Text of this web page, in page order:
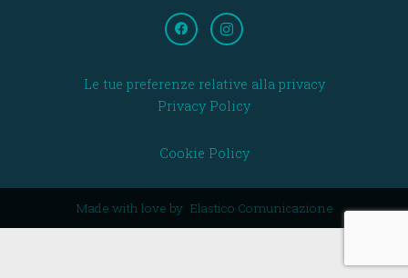
Le tue preferenze relative alla privacy
Privacy Policy
Cookie Policy
Made with love by Elastico Comunicazione